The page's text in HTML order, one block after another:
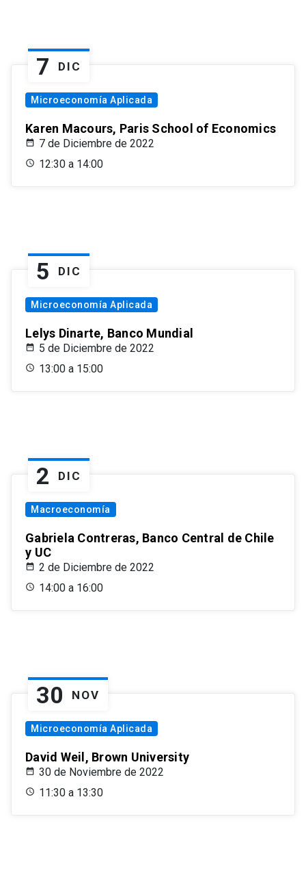
7 DIC
Microeconomía Aplicada
Karen Macours, Paris School of Economics
7 de Diciembre de 2022
12:30 a 14:00
5 DIC
Microeconomía Aplicada
Lelys Dinarte, Banco Mundial
5 de Diciembre de 2022
13:00 a 15:00
2 DIC
Macroeconomía
Gabriela Contreras, Banco Central de Chile
y UC
2 de Diciembre de 2022
14:00 a 16:00
30 NOV
Microeconomía Aplicada
David Weil, Brown University
30 de Noviembre de 2022
11:30 a 13:30